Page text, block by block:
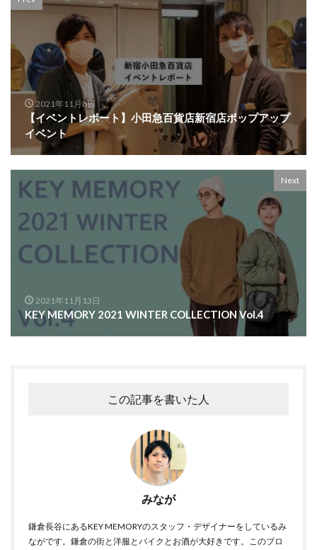
2021年11月8日
【イベントレポート】小田急百貨店新宿店ポップアップ
イベント
Next
2021年11月13日
KEY MEMORY 2021 WINTER COLLECTION Vol.4
この記事を書いた人
みなが
鎌倉長谷にあるKEY MEMORYのスタッフ・デザイナーをしているみ
ながです。鎌倉の街と洋服とバイクとお酒が大好きです。このブロ